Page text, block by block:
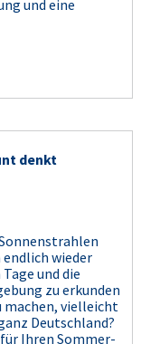
und eine
denkt
endlich wieder
und die
zu erkunden
machen, vielleicht
Deutschland?
Ihren Sommer-